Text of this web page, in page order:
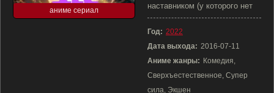
аниме сериал
наставником (у которого нет
Год: 2022
Дата выхода: 2016-07-11
Аниме жанры: Комедия,
Сверхъестественное, Супер
сила, Экшен